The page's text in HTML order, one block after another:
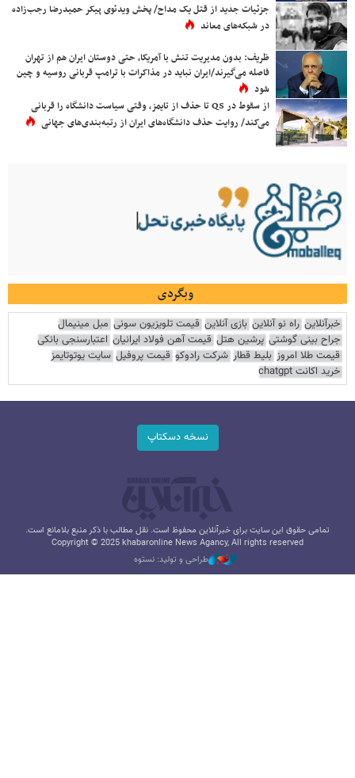
جزئیات جدید از قتل یک مداح/ پخش ویدئوی پیکر حمیدرضا رجب‌زاده
در شبکه‌های معاند
ظریف: بدون مدیریت تنش با آمریکا، حتی دوستان ایران هم از تهران
فاصله می‌گیرند/ایران نباید در مذاکرات با ترامپ قربانی روسیه و چین
شود
از سقوط در QS تا حذف از تایمز، وقتی سیاست دانشگاه را قربانی
می‌کند/ روایت حذف دانشگاه‌های ایران از رتبه‌بندی‌های جهانی
وبگردی
خبرآنلاین راه نو آنلاین بازی آنلاین قیمت تلویزیون سونی مبل مینیمال
جراح بینی گوشتی پرشین هتل قیمت آهن فولاد ایرانیان اعتبارسنجی بانکی
قیمت طلا امروز بلیط قطار شرکت رادوکو قیمت پروفیل سایت یوتوتایمز
خرید اکانت chatgpt
نسخه دسکتاپ
تمامی حقوق این سایت برای خبرآنلاین محفوظ است. نقل مطالب با ذکر منبع بلامانع است.
Copyright © 2025 khabaronline News Agancy, All rights reserved
طراحی و تولید: نستوه